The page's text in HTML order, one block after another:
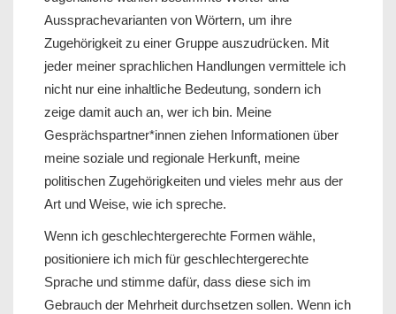
Aussprachevarianten von Wörtern, um ihre
Zugehörigkeit zu einer Gruppe auszudrücken. Mit
jeder meiner sprachlichen Handlungen vermittele ich
nicht nur eine inhaltliche Bedeutung, sondern ich
zeige damit auch an, wer ich bin. Meine
Gesprächspartner*innen ziehen Informationen über
meine soziale und regionale Herkunft, meine
politischen Zugehörigkeiten und vieles mehr aus der
Art und Weise, wie ich spreche.
Wenn ich geschlechtergerechte Formen wähle,
positioniere ich mich für geschlechtergerechte
Sprache und stimme dafür, dass diese sich im
Gebrauch der Mehrheit durchsetzen sollen. Wenn ich